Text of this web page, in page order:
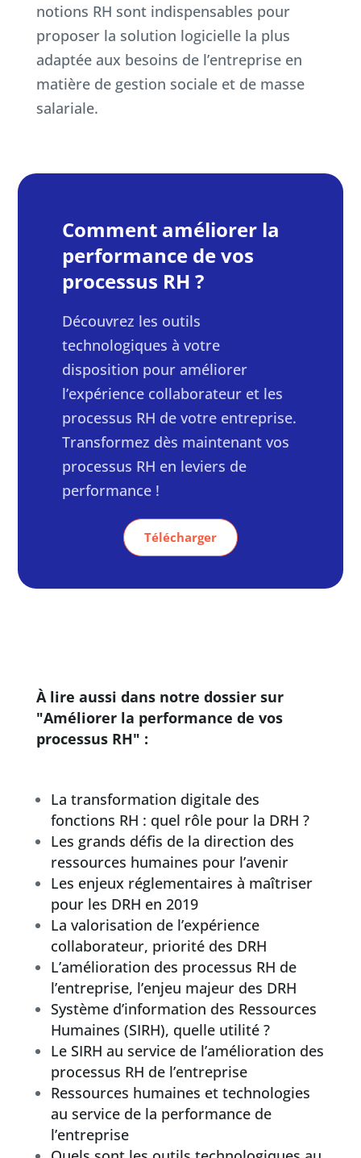
notions RH sont indispensables pour
proposer la solution logicielle la plus
adaptée aux besoins de l’entreprise en
matière de gestion sociale et de masse
salariale.
Comment améliorer la
performance de vos
processus RH ?
Découvrez les outils
technologiques à votre
disposition pour améliorer
l’expérience collaborateur et les
processus RH de votre entreprise.
Transformez dès maintenant vos
processus RH en leviers de
performance !
Télécharger
À lire aussi dans notre dossier sur
"Améliorer la performance de vos
processus RH" :
La transformation digitale des
fonctions RH : quel rôle pour la DRH ?
Les grands défis de la direction des
ressources humaines pour l’avenir
Les enjeux réglementaires à maîtriser
pour les DRH en 2019
La valorisation de l’expérience
collaborateur, priorité des DRH
L’amélioration des processus RH de
l’entreprise, l’enjeu majeur des DRH
Système d’information des Ressources
Humaines (SIRH), quelle utilité ?
Le SIRH au service de l’amélioration des
processus RH de l’entreprise
Ressources humaines et technologies
au service de la performance de
l’entreprise